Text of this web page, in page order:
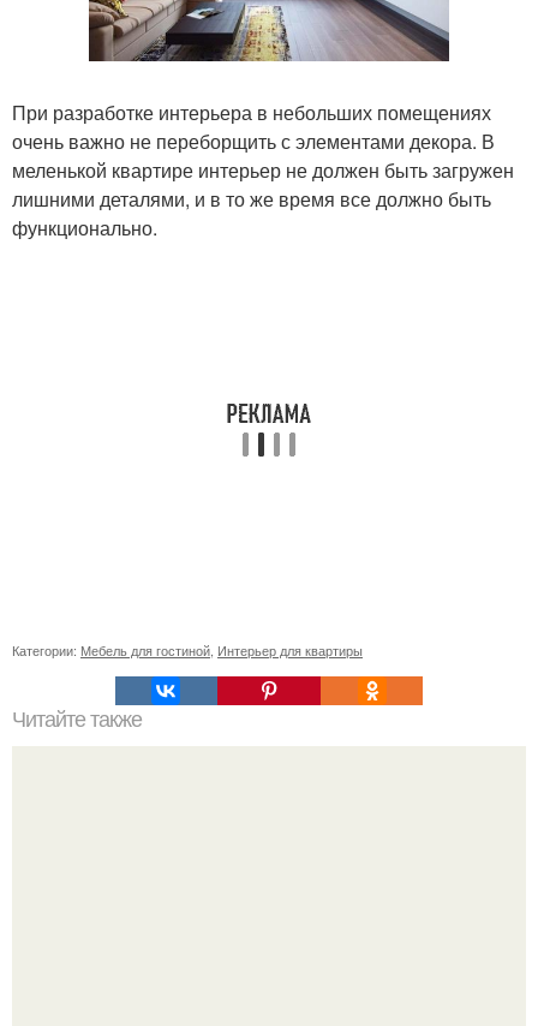
При разработке интерьера в небольших помещениях
очень важно не переборщить с элементами декора. В
меленькой квартире интерьер не должен быть загружен
лишними деталями, и в то же время все должно быть
функционально.
Категории: Мебель для гостиной, Интерьер для квартиры
Читайте также